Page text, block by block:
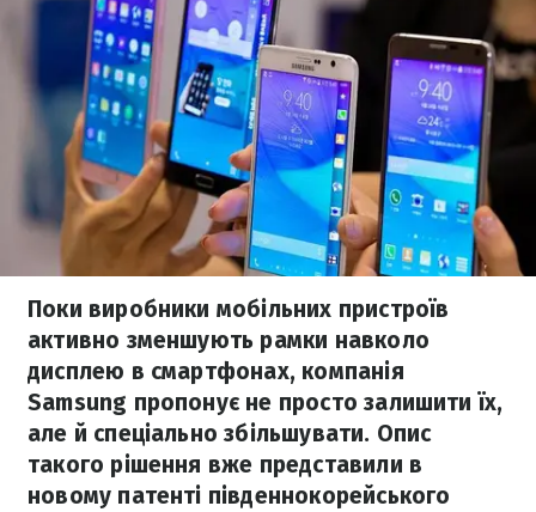
Поки виробники мобільних пристроїв
активно зменшують рамки навколо
дисплею в смартфонах, компанія
Samsung пропонує не просто залишити їх,
але й спеціально збільшувати. Опис
такого рішення вже представили в
новому патенті південнокорейського